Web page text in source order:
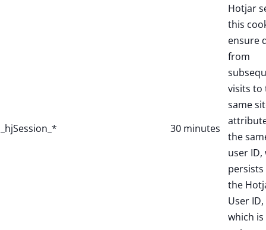
_hjSession_* 30 minutes
Hotjar
this
ensure
from
visits to
same
the
user ID,
persists
the
User ID,
which is